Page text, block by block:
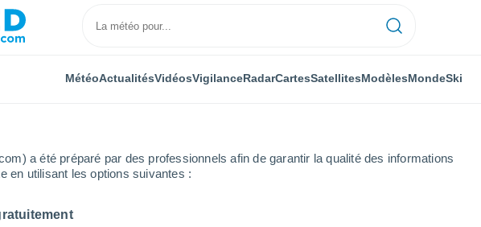
a été préparé par des professionnels afin de garantir la qualité des informations
en utilisant les options suivantes :
MétéoActualitésVidéosVigilanceRadarCartesSatellitesModèlesMondeSki
Oberwarmensteinach